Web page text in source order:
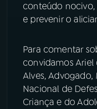
ACOMPANHE A RÁDIO
TikTok
conteúdo
e prevenir o
Para comentar
convidamos Ariel
Alves,
Nacional de
Criança e do